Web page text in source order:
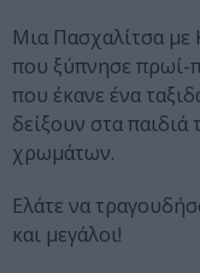
Μια Πασχαλίτσα με
που ξύπνησε πρωί-
που έκανε ένα
δείξουν στα παιδιά
χρωμάτων.
Ελάτε να
και μεγάλοι!